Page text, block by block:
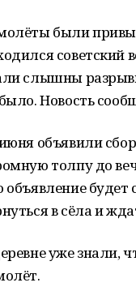
были
советский
слышны
Новость
объявили
толпу до
объявление
в сёла и
уже знали,